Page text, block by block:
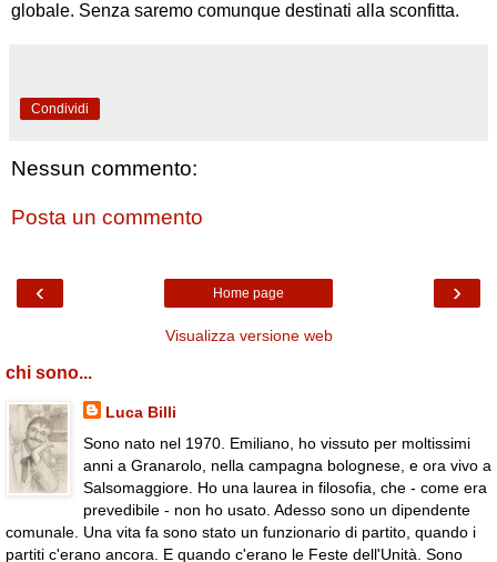
globale. Senza saremo comunque destinati alla sconfitta.
Condividi
Nessun commento:
Posta un commento
‹ ›
Home page
Visualizza versione web
chi sono...
Luca Billi
Sono nato nel 1970. Emiliano, ho vissuto per moltissimi
anni a Granarolo, nella campagna bolognese, e ora vivo a
Salsomaggiore. Ho una laurea in filosofia, che - come era
prevedibile - non ho usato. Adesso sono un dipendente
comunale. Una vita fa sono stato un funzionario di partito, quando i
partiti c'erano ancora. E quando c'erano le Feste dell'Unità. Sono